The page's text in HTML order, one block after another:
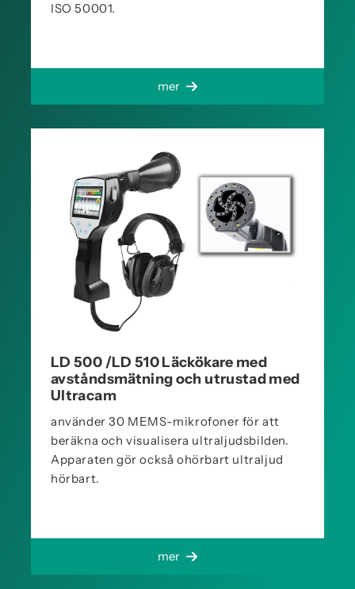
ISO 50001.
mer
LD 500 /LD 510 Läckökare med
avståndsmätning och utrustad med
Ultracam
använder 30 MEMS-mikrofoner för att
beräkna och visualisera ultraljudsbilden.
Apparaten gör också ohörbart ultraljud
hörbart.
mer